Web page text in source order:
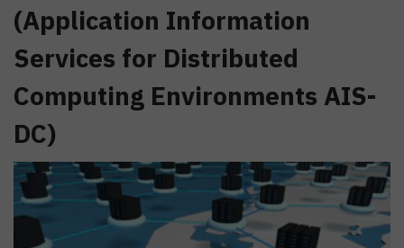
(Application Information
Services for Distributed
Computing Environments AIS-
DC)